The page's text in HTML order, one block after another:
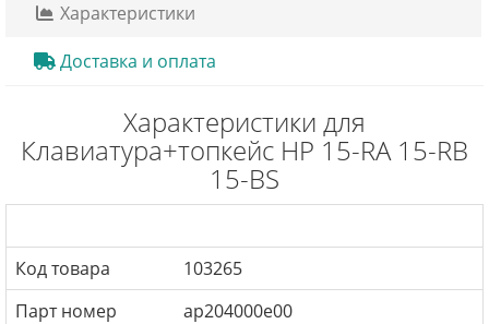
Характеристики
Доставка и оплата
Характеристики для
Клавиатура+топкейс HP 15-RA 15-RB
15-BS
Код товара
103265
Парт номер
ap204000e00